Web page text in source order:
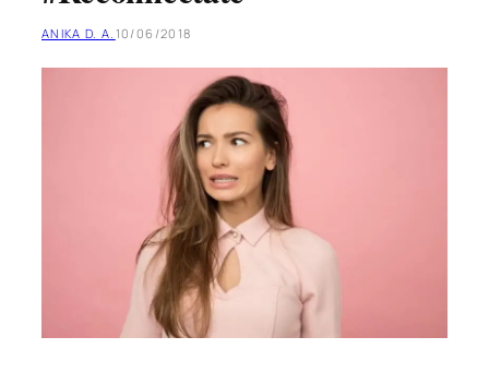
ANIKA D. A. 10/06/2018